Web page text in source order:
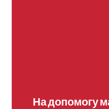
На допомогу